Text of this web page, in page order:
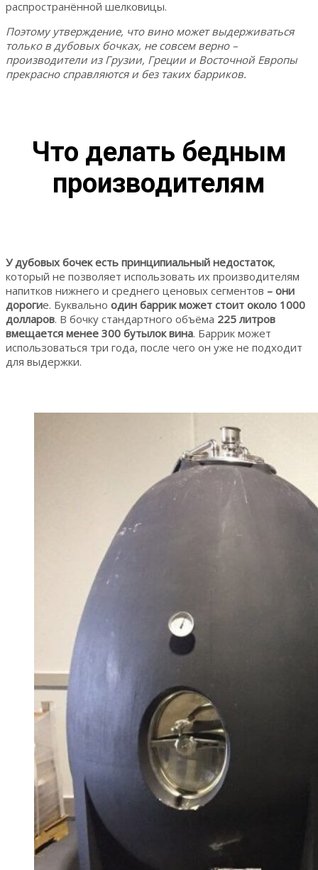
распространённой шелковицы.
Поэтому утверждение, что вино может выдерживаться
только в дубовых бочках, не совсем верно –
производители из Грузии, Греции и Восточной Европы
прекрасно справляются и без таких барриков.
Что делать бедным
производителям
У дубовых бочек есть принципиальный недостаток,
который не позволяет использовать их производителям
напитков нижнего и среднего ценовых сегментов – они
дорогие. Буквально один баррик может стоит около 1000
долларов. В бочку стандартного объёма 225 литров
вмещается менее 300 бутылок вина. Баррик может
использоваться три года, после чего он уже не подходит
для выдержки.